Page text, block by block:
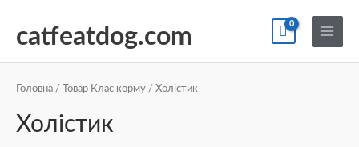
catfeatdog.com
Main
Menu
Головна / Товар Клас корму / Холістик
Холістик
ціною: